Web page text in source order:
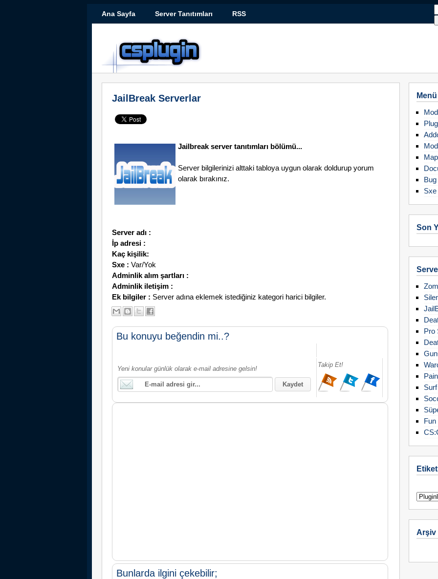
Ana Sayfa Server Tanıtımları RSS
JailBreak Serverlar
Jailbreak server tanıtımları bölümü...
Server bilgilerinizi alttaki tabloya uygun olarak doldurup yorum
olarak bırakınız.
Server adı :
İp adresi :
Kaç kişilik:
Sxe : Var/Yok
Adminlik alım şartları :
Adminlik iletişim :
Ek bilgiler : Server adına eklemek istediğiniz kategori harici bilgiler.
Bu konuyu beğendin mi..?
Yeni konular günlük olarak e-mail adresine gelsin!
Takip Et!
Bunlarda ilgini çekebilir;
Menü
Sxe
Son
Pro
Arşiv